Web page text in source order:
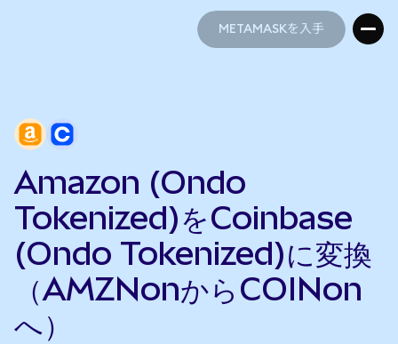
METAMASKを入手
Amazon (Ondo
Tokenized)をCoinbase
(Ondo Tokenized)に変換
（AMZNonからCOINon
へ）